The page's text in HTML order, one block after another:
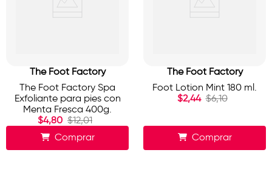
The Foot Factory
The Foot Factory Spa
Exfoliante para pies con
Menta Fresca 400g.
$4,80 $12,01
Comprar
The Foot Factory
Foot Lotion Mint 180 ml.
$2,44 $6,10
Comprar